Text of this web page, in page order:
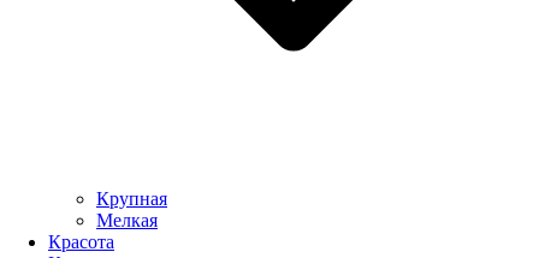
Крупная
Мелкая
Красота